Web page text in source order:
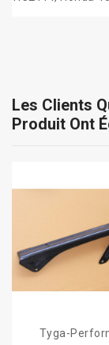
Les Clients
Produit Ont
Tyga-